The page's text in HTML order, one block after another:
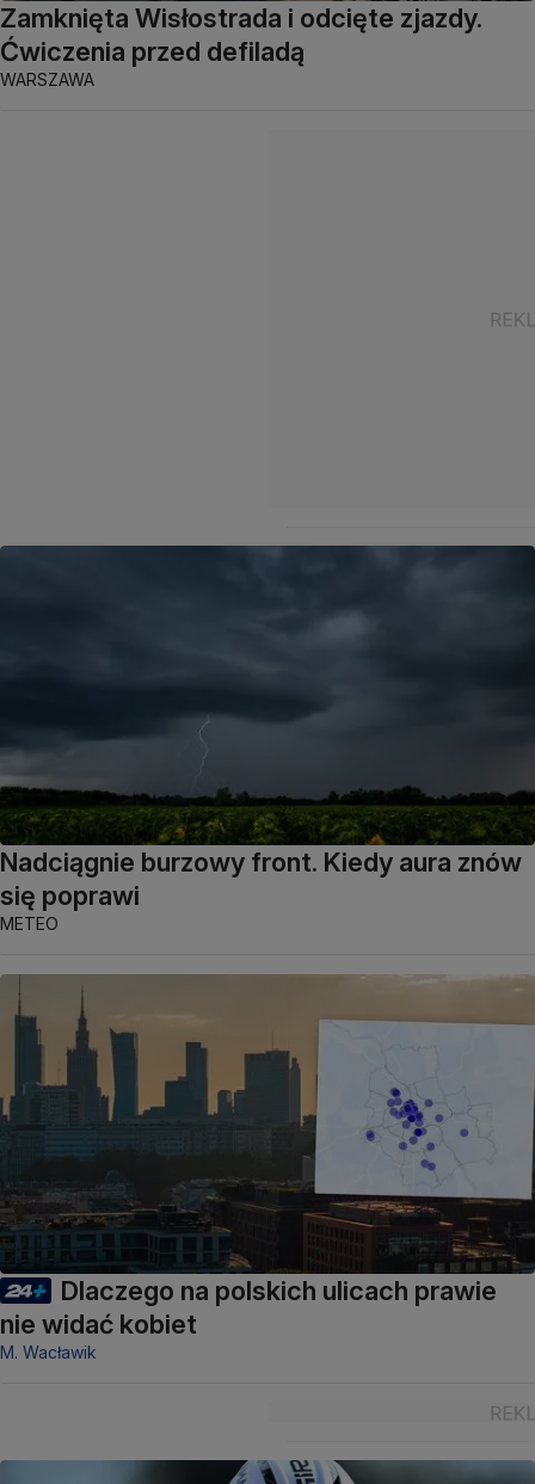
Zamknięta Wisłostrada i odcięte zjazdy.
Ćwiczenia przed defiladą
WARSZAWA
Nadciągnie burzowy front. Kiedy aura znów
się poprawi
METEO
Dlaczego na polskich ulicach prawie
nie widać kobiet
M. Wacławik